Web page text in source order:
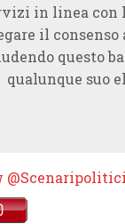
in linea con
il
questo
qualunque suo
@Scenaripolitici